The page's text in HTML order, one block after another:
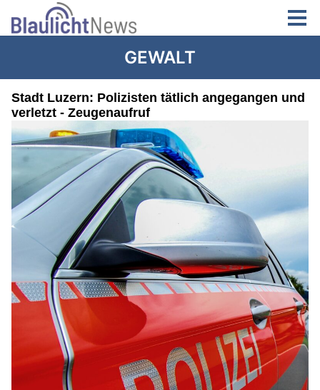
GEWALT
Stadt Luzern: Polizisten tätlich angegangen und
verletzt - Zeugenaufruf